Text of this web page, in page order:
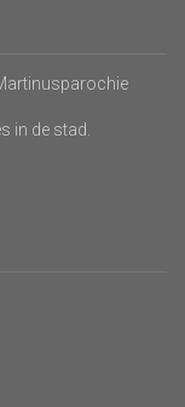
in de stad.